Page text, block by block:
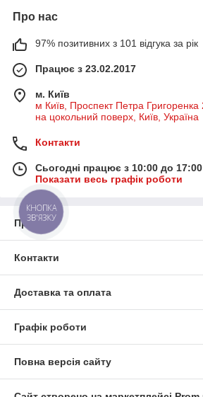
Про нас
97% позитивних з 101 відгука за рік
Працює з 23.02.2017
м. Київ
м Київ, Проспект Петра Григоренка
на цокольний поверх, Київ, Україна
Контакти
Сьогодні працює з 10:00 до 17:00
Показати весь графік роботи
Про нас
Контакти
Доставка та оплата
Графік роботи
Повна версія сайту
КНОПКА
ЗВ'ЯЗКУ